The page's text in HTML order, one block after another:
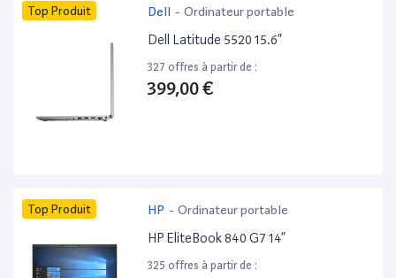
Top Produit Dell - Ordinateur portable
Dell Latitude 5520 15.6”
327 offres à partir de :
399,00 €
Top Produit HP - Ordinateur portable
HP EliteBook 840 G7 14”
325 offres à partir de :